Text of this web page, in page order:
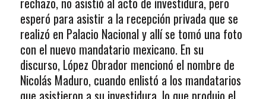
esperó para asistir a la recepción privada que se
realizó en Palacio Nacional y allí se tomó una foto
con el nuevo mandatario mexicano. En su
discurso, López Obrador mencionó el nombre de
Nicolás Maduro, cuando enlistó a los mandatarios